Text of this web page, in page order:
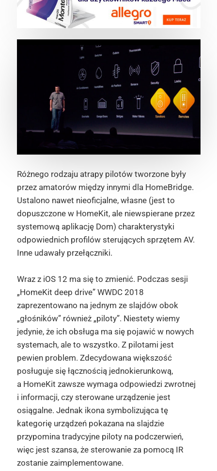
Różnego rodzaju atrapy pilotów tworzone były
przez amatorów między innymi dla HomeBridge.
Ustalono nawet nieoficjalne, własne (jest to
dopuszczone w HomeKit, ale niewspierane przez
systemową aplikację Dom) charakterystyki
odpowiednich profilów sterujących sprzętem AV.
Inne udawały przełączniki.
Wraz z iOS 12 ma się to zmienić. Podczas sesji
„HomeKit deep drive” WWDC 2018
zaprezentowano na jednym ze slajdów obok
„głośników” również „piloty”. Niestety wiemy
jedynie, że ich obsługa ma się pojawić w nowych
systemach, ale to wszystko. Z pilotami jest
pewien problem. Zdecydowana większość
posługuje się łącznością jednokierunkową,
a HomeKit zawsze wymaga odpowiedzi zwrotnej
i informacji, czy sterowane urządzenie jest
osiągalne. Jednak ikona symbolizująca tę
kategorię urządzeń pokazana na slajdzie
przypomina tradycyjne piloty na podczerwień,
więc jest szansa, że sterowanie za pomocą IR
zostanie zaimplementowane.